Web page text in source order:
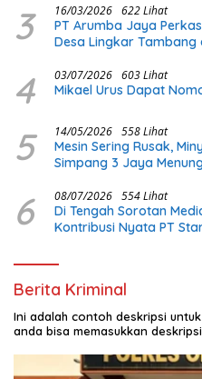
3 16/03/2026 622 Lihat
PT Arumba Jaya
Desa Lingkar
4 03/07/2026 603 Lihat
Mikael Urus Dapat
5 14/05/2026 558 Lihat
Mesin Sering Rusak,
Simpang 3 Jaya
6 08/07/2026 554 Lihat
Di Tengah Sorotan
Kontribusi Nyata PT
Berita Kriminal
Ini adalah contoh deskripsi
anda bisa memasukkan